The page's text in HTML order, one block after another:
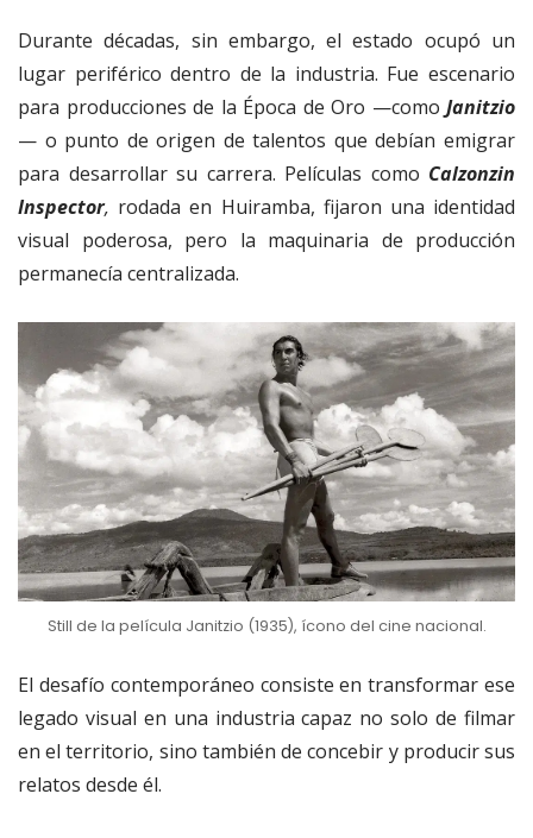
Durante décadas, sin embargo, el estado ocupó un
lugar periférico dentro de la industria. Fue escenario
para producciones de la Época de Oro —como Janitzio
— o punto de origen de talentos que debían emigrar
para desarrollar su carrera. Películas como Calzonzin
Inspector, rodada en Huiramba, fijaron una identidad
visual poderosa, pero la maquinaria de producción
permanecía centralizada.
Still de la película Janitzio (1935), ícono del cine nacional.
El desafío contemporáneo consiste en transformar ese
legado visual en una industria capaz no solo de filmar
en el territorio, sino también de concebir y producir sus
relatos desde él.